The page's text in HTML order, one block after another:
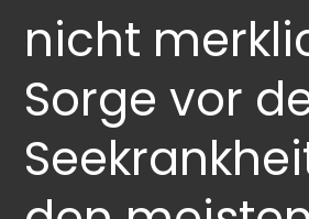
nicht
Sorge vor